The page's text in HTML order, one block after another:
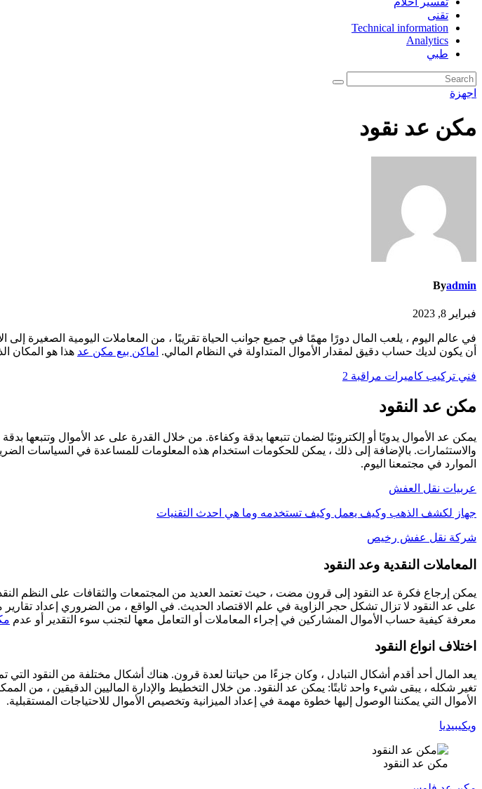
تقنى
Technical information
Analytics
طبي
اجهزة
مكن عد نقود
Byadmin
فبراير 8, 2023
في عالم اليوم ، يلعب المال دورًا مهمًا في جميع جوانب الحياة تقريبًا ، من المعاملات اليومية الصغيرة
أن يكون لديك حساب دقيق لمقدار الأموال المتداولة في النظام المالي. اماكن بيع مكن عد هذا هو المكان
فني تركيب كاميرات مراقبة 2
مكن عد النقود
يمكن عد الأموال يدويًا أو إلكترونيًا لضمان تتبعها بدقة وكفاءة. من خلال القدرة على عد الأموال وتتبعها
والاستثمارات. بالإضافة إلى ذلك ، يمكن للحكومات استخدام هذه المعلومات للمساعدة في السياسات
الموارد في مجتمعنا اليوم.
عربيات نقل العفش
جهاز لكشف الذهب وكيف يعمل وكيف تستخدمه وما هي احدث التقنيات
شركة نقل عفش رخيص
المعاملات النقدية وعد النقود
يمكن إرجاع فكرة عد النقود إلى قرون مضت ، حيث تعتمد العديد من المجتمعات والثقافات على النظم
على عد النقود لا تزال تشكل حجر الزاوية في علم الاقتصاد الحديث. في الواقع ، من الضروري إعداد
معرفة كيفية حساب الأموال المشاركين في إجراء المعاملات أو التعامل معها لتجنب سوء التقدير أو عدم
اختلاف انواع النقود
يعد المال أحد أقدم أشكال التبادل ، وكان جزءًا من حياتنا لعدة قرون. هناك أشكال مختلفة من النقود
تغير شكله ، يبقى شيء واحد ثابتًا: يمكن عد النقود. من خلال التخطيط والإدارة الماليين الدقيقين ، من
الأموال التي يمكننا الوصول إليها خطوة مهمة في إعداد الميزانية وتخصيص الأموال للاحتياجات المستقبلية.
ويكيبيديا
مكن عد النقود